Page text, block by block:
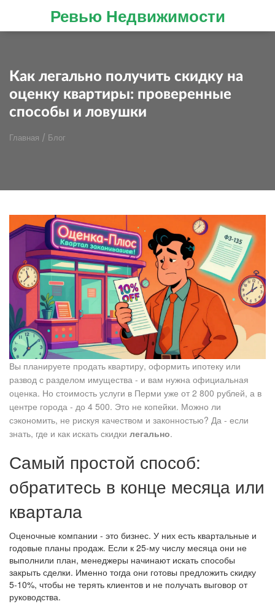
Ревью Недвижимости
Как легально получить скидку на
оценку квартиры: проверенные
способы и ловушки
Главная / Блог
Вы планируете продать квартиру, оформить ипотеку или
развод с разделом имущества - и вам нужна официальная
оценка. Но стоимость услуги в Перми уже от 2 800 рублей, а в
центре города - до 4 500. Это не копейки. Можно ли
сэкономить, не рискуя качеством и законностью? Да - если
знать, где и как искать скидки легально.
Самый простой способ:
обратитесь в конце месяца или
квартала
Оценочные компании - это бизнес. У них есть квартальные и
годовые планы продаж. Если к 25-му числу месяца они не
выполнили план, менеджеры начинают искать способы
закрыть сделки. Именно тогда они готовы предложить скидку
5-10%, чтобы не терять клиентов и не получать выговор от
руководства.